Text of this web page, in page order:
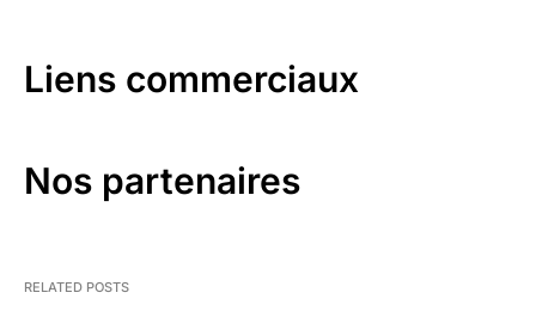
Liens commerciaux
Nos partenaires
RELATED POSTS